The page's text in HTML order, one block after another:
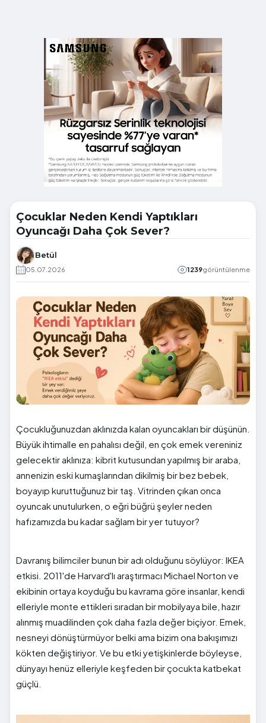
Çocuklar Neden Kendi Yaptıkları
Oyuncağı Daha Çok Sever?
Betül
05.07.2026 1239görüntülenme
Çocukluğunuzdan aklınızda kalan oyuncakları bir düşünün.
Büyük ihtimalle en pahalısı değil, en çok emek vereniniz
gelecektir aklınıza: kibrit kutusundan yapılmış bir araba,
annenizin eski kumaşlarından dikilmiş bir bez bebek,
boyayıp kuruttuğunuz bir taş. Vitrinden çıkan onca
oyuncak unutulurken, o eğri büğrü şeyler neden
hafızamızda bu kadar sağlam bir yer tutuyor?
Davranış bilimciler bunun bir adı olduğunu söylüyor: IKEA
etkisi. 2011'de Harvard'lı araştırmacı Michael Norton ve
ekibinin ortaya koyduğu bu kavrama göre insanlar, kendi
elleriyle monte ettikleri sıradan bir mobilyaya bile, hazır
alınmış muadilinden çok daha fazla değer biçiyor. Emek,
nesneyi dönüştürmüyor belki ama bizim ona bakışımızı
kökten değiştiriyor. Ve bu etki yetişkinlerde böyleyse,
dünyayı henüz elleriyle keşfeden bir çocukta katbekat
güçlü.